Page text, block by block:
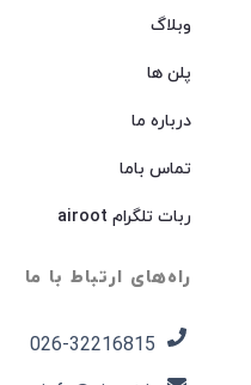
وبلاگ
پلن ها
درباره ما
تماس باما
ربات تلگرام airoot
راه‌های ارتباط با ما
026-32216815​